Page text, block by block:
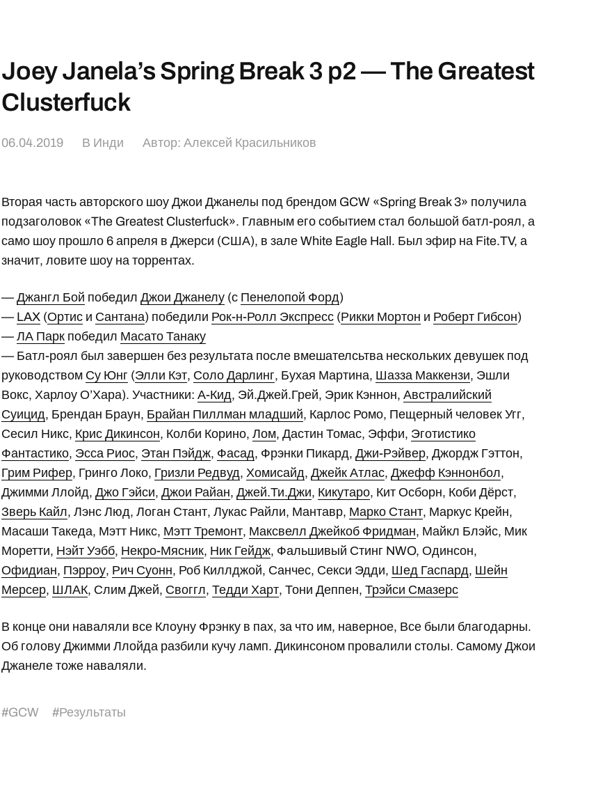
Joey Janela’s Spring Break 3 p2 — The Greatest
Clusterfuck
06.04.2019 В Инди Автор:Алексей Красильников
Вторая часть авторского шоу Джои Джанелы под брендом GCW «Spring Break 3» получила
подзаголовок «The Greatest Clusterfuck». Главным его событием стал большой батл-роял, а
само шоу прошло 6 апреля в Джерси (США), в зале White Eagle Hall. Был эфир на Fite.TV, а
значит, ловите шоу на торрентах.
—Джангл Бой победилДжои Джанелу (с Пенелопой Форд)
— LAX (Ортис и Сантана) победили Рок-н-Ролл Экспресс (Рикки Мортон и Роберт Гибсон)
—ЛА Парк победил Масато Танаку
— Батл-роял был завершен без результата после вмешателсьтва нескольких девушек под
руководством Су Юнг (Элли Кэт, Соло Дарлинг, Бухая Мартина, Шазза Маккензи, Эшли
Вокс, Харлоу О’Хара). Участники:А-Кид, Эй.Джей.Грей, Эрик Кэннон,Австралийский
Суицид, Брендан Браун, Брайан Пиллман младший, Карлос Ромо, Пещерный человек Угг,
Сесил Никс, Крис Дикинсон, Колби Корино,Лом, Дастин Томас, Эффи, Эготистико
Фантастико, Эсса Риос, Этан Пэйдж, Фасад, Фрэнки Пикард,Джи-Рэйвер, Джордж Гэттон,
Грим Рифер, Гринго Локо, Гризли Редвуд,Хомисайд,Джейк Атлас,Джефф Кэннонбол,
Джимми Ллойд,Джо Гэйси,Джои Райан,Джей.Ти.Джи, Кикутаро, Кит Осборн, Коби Дёрст,
Зверь Кайл, Лэнс Люд, Логан Стант, Лукас Райли, Мантавр, Марко Стант, Маркус Крейн,
Масаши Такеда, Мэтт Никс, Мэтт Тремонт, Максвелл Джейкоб Фридман, Майкл Блэйс, Мик
Моретти, Нэйт Уэбб, Некро-Мясник, Ник Гейдж, Фальшивый Стинг NWO, Одинсон,
Офидиан, Пэрроу, Рич Суонн, Роб Киллджой, Санчес, Секси Эдди, Шед Гаспард, Шейн
Мерсер, ШЛАК, Слим Джей, Своггл,Тедди Харт, Тони Деппен,Трэйси Смазерс
В конце они наваляли все Клоуну Фрэнку в пах, за что им, наверное, Все были благодарны.
Об голову Джимми Ллойда разбили кучу ламп. Дикинсоном провалили столы. Самому Джои
Джанеле тоже наваляли.
#GCW #Результаты